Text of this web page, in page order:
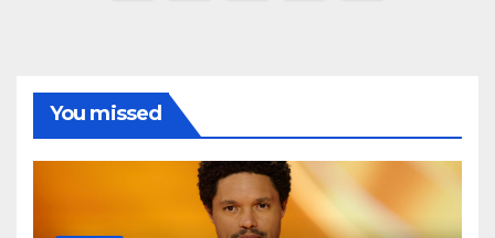
頁
You missed